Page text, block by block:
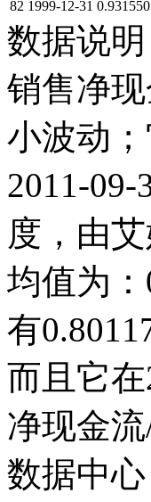
82 1999-12-31
数据说明
销售净
小波动；
2011-
度，由
均值为
有
而且它
净现金
数据中